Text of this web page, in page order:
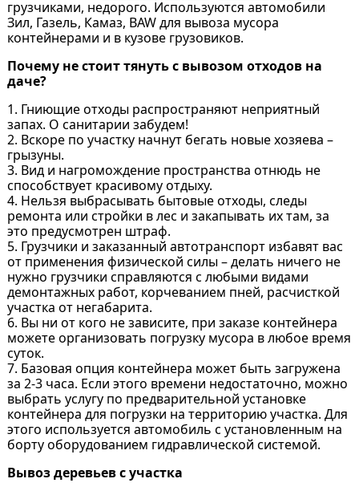
грузчиками, недорого. Используются автомобили
Зил, Газель, Камаз, BAW для вывоза мусора
контейнерами и в кузове грузовиков.
Почему не стоит тянуть с вывозом отходов на
даче?
1. Гниющие отходы распространяют неприятный
запах. О санитарии забудем!
2. Вскоре по участку начнут бегать новые хозяева –
грызуны.
3. Вид и нагромождение пространства отнюдь не
способствует красивому отдыху.
4. Нельзя выбрасывать бытовые отходы, следы
ремонта или стройки в лес и закапывать их там, за
это предусмотрен штраф.
5. Грузчики и заказанный автотранспорт избавят вас
от применения физической силы – делать ничего не
нужно грузчики справляются с любыми видами
демонтажных работ, корчеванием пней, расчисткой
участка от негабарита.
6. Вы ни от кого не зависите, при заказе контейнера
можете организовать погрузку мусора в любое время
суток.
7. Базовая опция контейнера может быть загружена
за 2-3 часа. Если этого времени недостаточно, можно
выбрать услугу по предварительной установке
контейнера для погрузки на территорию участка. Для
этого используется автомобиль с установленным на
борту оборудованием гидравлической системой.
Вывоз деревьев с участка